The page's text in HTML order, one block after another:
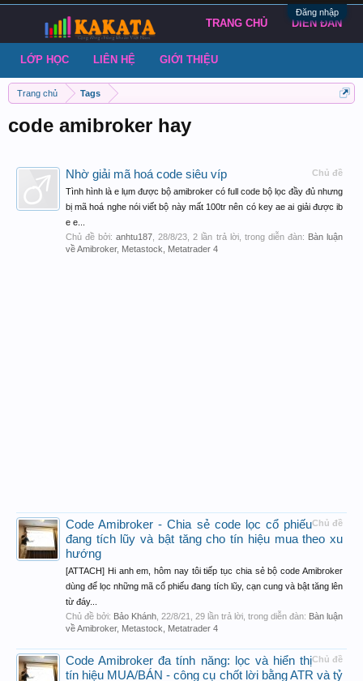
Đăng nhập
Trang chủ Tags
code amibroker hay
Chủ đề
Nhờ giải mã hoá code siêu víp
Tình hình là e lụm được bộ amibroker có full code bộ lọc đầy đủ nhưng
bị mã hoá nghe nói viết bộ này mất 100tr nên có key ae ai giải được ib
e e...
Chủ đề bởi:anhtu187 ,28/8/23 , 2 lần trả lời, trong diễn đàn: Bàn luận
về Amibroker, Metastock, Metatrader 4
Chủ đề
Code Amibroker - Chia sẻ code lọc cổ phiếu
đang tích lũy và bật tăng cho tín hiệu mua theo xu
hướng
[ATTACH] Hi anh em, hôm nay tôi tiếp tục chia sẻ bộ code Amibroker
dùng để lọc những mã cổ phiếu đang tích lũy, cạn cung và bật tăng lên
từ đáy...
Chủ đề bởi: Bảo Khánh 22/8/21 , 29 lần trả lời, trong diễn đàn: Bàn luận
về Amibroker, Metastock, Metatrader 4
Chủ đề
Code Amibroker đa tính năng: lọc và hiển thị
tín hiệu MUA/BÁN - công cụ chốt lời bằng ATR và tỷ
TRANG CHỦ DIỄN ĐÀN
LỚP HỌC LIÊN HỆ GIỚI THIỆU